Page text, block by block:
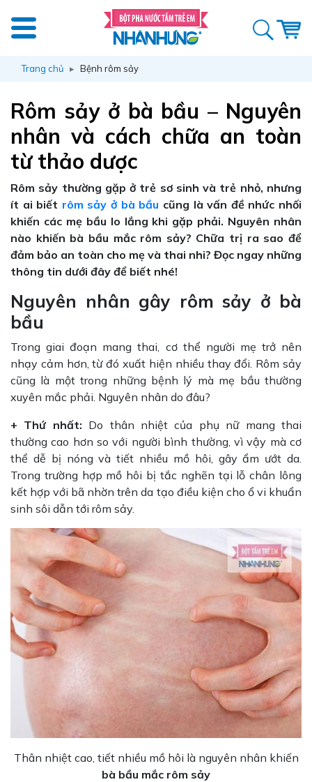
Trang chủ Bệnh rôm sảy
Rôm sảy ở bà bầu – Nguyên
nhân và cách chữa an toàn
từ thảo dược
Rôm sảy thường gặp ở trẻ sơ sinh và trẻ nhỏ, nhưng
ít ai biết rôm sảy ở bà bầu cũng là vấn đề nhức nhối
khiến các mẹ bầu lo lắng khi gặp phải. Nguyên nhân
nào khiến bà bầu mắc rôm sảy? Chữa trị ra sao để
đảm bảo an toàn cho mẹ và thai nhi? Đọc ngay những
thông tin dưới đây để biết nhé!
Nguyên nhân gây rôm sảy ở bà
bầu
Trong giai đoạn mang thai, cơ thể người mẹ trở nên
nhạy cảm hơn, từ đó xuất hiện nhiều thay đổi. Rôm sảy
cũng là một trong những bệnh lý mà mẹ bầu thường
xuyên mắc phải. Nguyên nhân do đâu?
+ Thứ nhất: Do thân nhiệt của phụ nữ mang thai
thường cao hơn so với người bình thường, vì vậy mà cơ
thể dễ bị nóng và tiết nhiều mồ hôi, gây ẩm ướt da.
Trong trường hợp mồ hôi bị tắc nghẽn tại lỗ chân lông
kết hợp với bã nhờn trên da tạo điều kiện cho ổ vi khuẩn
sinh sôi dẫn tới rôm sảy.
Thân nhiệt cao, tiết nhiều mồ hôi là nguyên nhân khiến
bà bầu mắc rôm sảy